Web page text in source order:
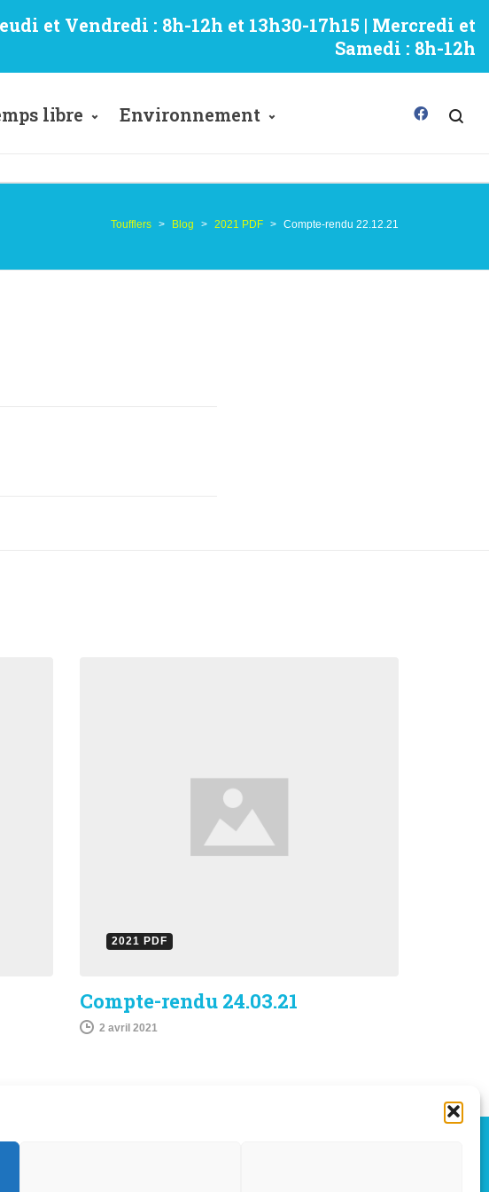
et Vendredi : 8h-12h et 13h30-17h15 | Mercredi et
Samedi : 8h-12h
libre Environnement
Toufflers > Blog > 2021 PDF > Compte-rendu 22.12.21
2021 PDF
Compte-rendu 24.03.21
2 avril 2021